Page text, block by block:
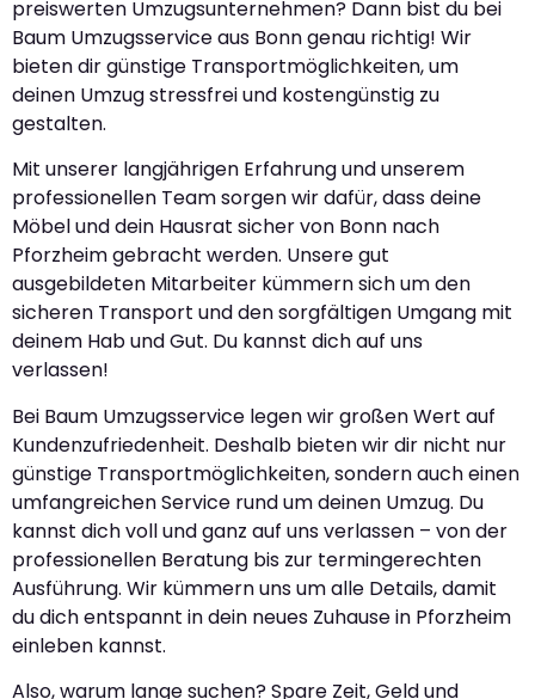
preiswerten Umzugsunternehmen? Dann bist du bei
Baum Umzugsservice aus Bonn genau richtig! Wir
bieten dir günstige Transportmöglichkeiten, um
deinen Umzug stressfrei und kostengünstig zu
gestalten.
Mit unserer langjährigen Erfahrung und unserem
professionellen Team sorgen wir dafür, dass deine
Möbel und dein Hausrat sicher von Bonn nach
Pforzheim gebracht werden. Unsere gut
ausgebildeten Mitarbeiter kümmern sich um den
sicheren Transport und den sorgfältigen Umgang mit
deinem Hab und Gut. Du kannst dich auf uns
verlassen!
Bei Baum Umzugsservice legen wir großen Wert auf
Kundenzufriedenheit. Deshalb bieten wir dir nicht nur
günstige Transportmöglichkeiten, sondern auch einen
umfangreichen Service rund um deinen Umzug. Du
kannst dich voll und ganz auf uns verlassen – von der
professionellen Beratung bis zur termingerechten
Ausführung. Wir kümmern uns um alle Details, damit
du dich entspannt in dein neues Zuhause in Pforzheim
einleben kannst.
Also, warum lange suchen? Spare Zeit, Geld und